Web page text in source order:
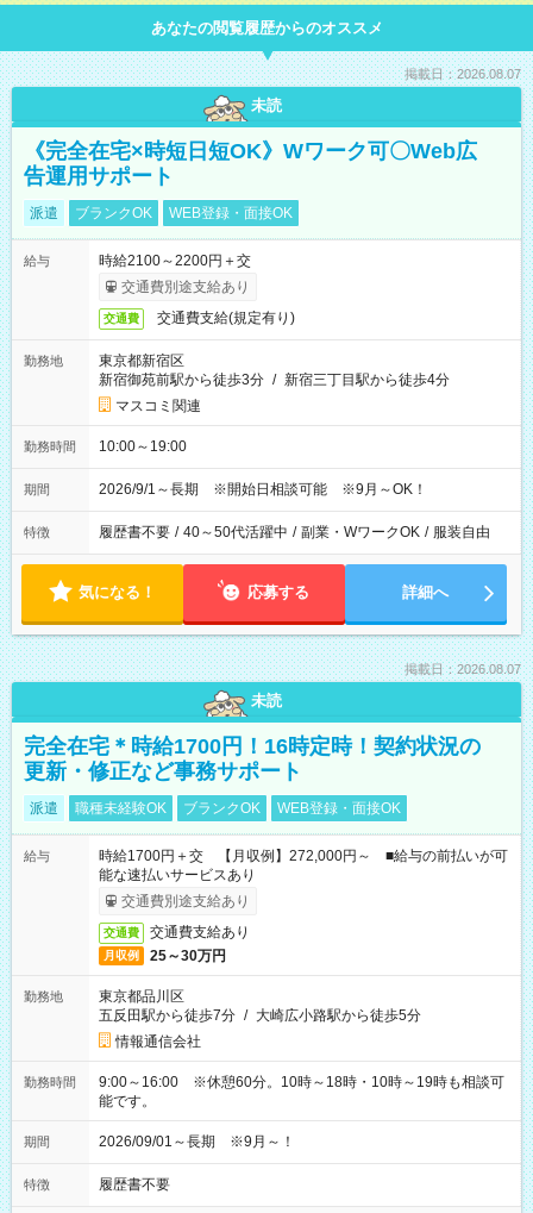
あなたの閲覧履歴からのオススメ
掲載日：2026.08.07
未読
《完全在宅×時短日短OK》Wワーク可〇Web広
告運用サポート
派遣 ブランクOK WEB登録・面接OK
給与
時給2100～2200円＋交
交通費別途支給あり
交通費 交通費支給(規定有り)
勤務地
東京都新宿区
新宿御苑前駅から徒歩3分 / 新宿三丁目駅から徒歩4分
マスコミ関連
勤務時間 10:00～19:00
期間 2026/9/1～長期 ※開始日相談可能 ※9月～OK！
特徴 履歴書不要 / 40～50代活躍中 / 副業・WワークOK / 服装自由
気になる！ 応募する 詳細へ
掲載日：2026.08.07
未読
完全在宅＊時給1700円！16時定時！契約状況の
更新・修正など事務サポート
派遣 職種未経験OK ブランクOK WEB登録・面接OK
給与
時給1700円＋交 【月収例】272,000円～ ■給与の前払いが可
能な速払いサービスあり
交通費別途支給あり
交通費 交通費支給あり
月収例 25～30万円
勤務地
東京都品川区
五反田駅から徒歩7分 / 大崎広小路駅から徒歩5分
情報通信会社
勤務時間
9:00～16:00 ※休憩60分。10時～18時・10時～19時も相談可
能です。
期間 2026/09/01～長期 ※9月～！
特徴 履歴書不要